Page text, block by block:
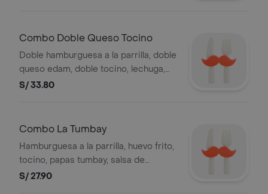
referencial . BEMBOS S.A.C RUC
Combo Doble Queso Tocino
Doble hamburguesa a la parrilla, doble
queso edam, doble tocino, lechuga,
tomate, mayonesa, papa mediana y
S/ 33.80
Combo La Tumbay
Hamburguesa a la parrilla, huevo frito,
tocino, papas tumbay, salsa de
chimichurri y lechuga; papa mediana y
S/ 27.90